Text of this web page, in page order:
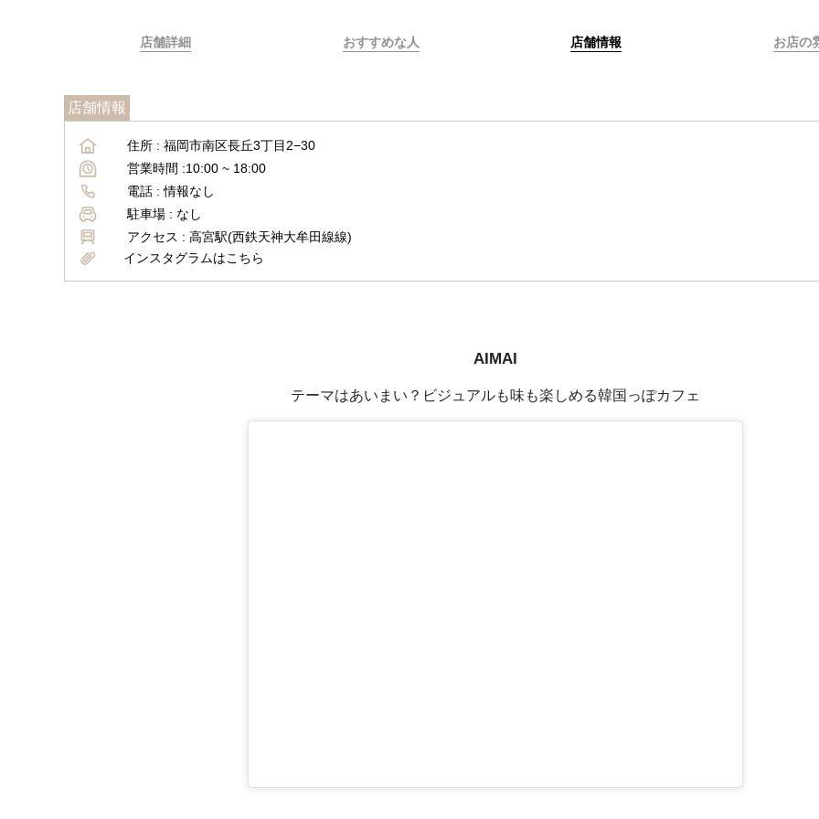
店舗詳細 おすすめな人 店舗情報 お店の
店舗情報
住所 : 福岡市南区長丘3丁目2−30
営業時間 :10:00 ~ 18:00
電話 :情報なし
駐車場 : なし
アクセス : 高宮駅(西鉄天神大牟田線線)
インスタグラムはこちら
AIMAI
テーマはあいまい？ビジュアルも味も楽しめる韓国っぽカフェ